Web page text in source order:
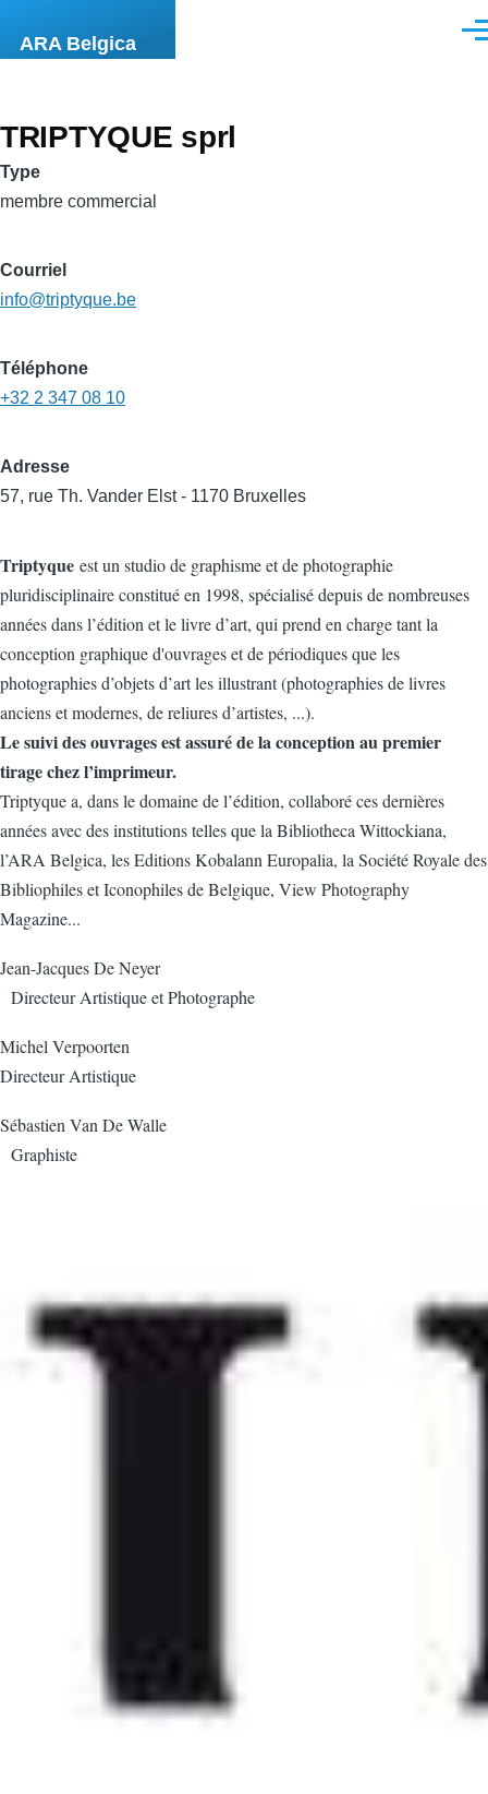
ARA Belgica
TRIPTYQUE sprl
Type
membre commercial
Courriel
info@triptyque.be
Téléphone
+32 2 347 08 10
Adresse
57, rue Th. Vander Elst - 1170 Bruxelles
Triptyque est un studio de graphisme et de photographie
pluridisciplinaire constitué en 1998, spécialisé depuis de nombreuses
années dans l’édition et le livre d’art, qui prend en charge tant la
conception graphique d'ouvrages et de périodiques que les
photographies d’objets d’art les illustrant (photographies de livres
anciens et modernes, de reliures d’artistes, ...).
Le suivi des ouvrages est assuré de la conception au premier
tirage chez l’imprimeur.
Triptyque a, dans le domaine de l’édition, collaboré ces dernières
années avec des institutions telles que la Bibliotheca Wittockiana,
l’ARA Belgica, les Editions Kobalann Europalia, la Société Royale des
Bibliophiles et Iconophiles de Belgique, View Photography
Magazine...
Jean-Jacques De Neyer
Directeur Artistique et Photographe
Michel Verpoorten
Directeur Artistique
Sébastien Van De Walle
Graphiste